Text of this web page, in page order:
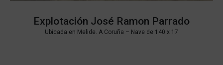
Explotación José Ramon Parrado
Ubicada en Melide. A Coruña – Nave de 140 x 17